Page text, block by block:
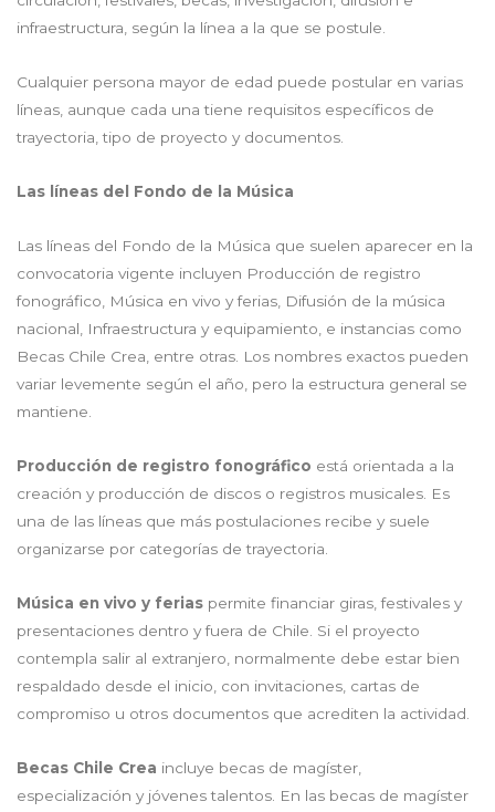
infraestructura, según la línea a la que se postule.
Cualquier persona mayor de edad puede postular en varias
líneas, aunque cada una tiene requisitos específicos de
trayectoria, tipo de proyecto y documentos.
Las líneas del Fondo de la Música
Las líneas del Fondo de la Música que suelen aparecer en la
convocatoria vigente incluyen Producción de registro
fonográfico, Música en vivo y ferias, Difusión de la música
nacional, Infraestructura y equipamiento, e instancias como
Becas Chile Crea, entre otras. Los nombres exactos pueden
variar levemente según el año, pero la estructura general se
mantiene.
Producción de registro fonográfico está orientada a la
creación y producción de discos o registros musicales. Es
una de las líneas que más postulaciones recibe y suele
organizarse por categorías de trayectoria.
Música en vivo y ferias permite financiar giras, festivales y
presentaciones dentro y fuera de Chile. Si el proyecto
contempla salir al extranjero, normalmente debe estar bien
respaldado desde el inicio, con invitaciones, cartas de
compromiso u otros documentos que acrediten la actividad.
Becas Chile Crea incluye becas de magíster,
especialización y jóvenes talentos. En las becas de magíster